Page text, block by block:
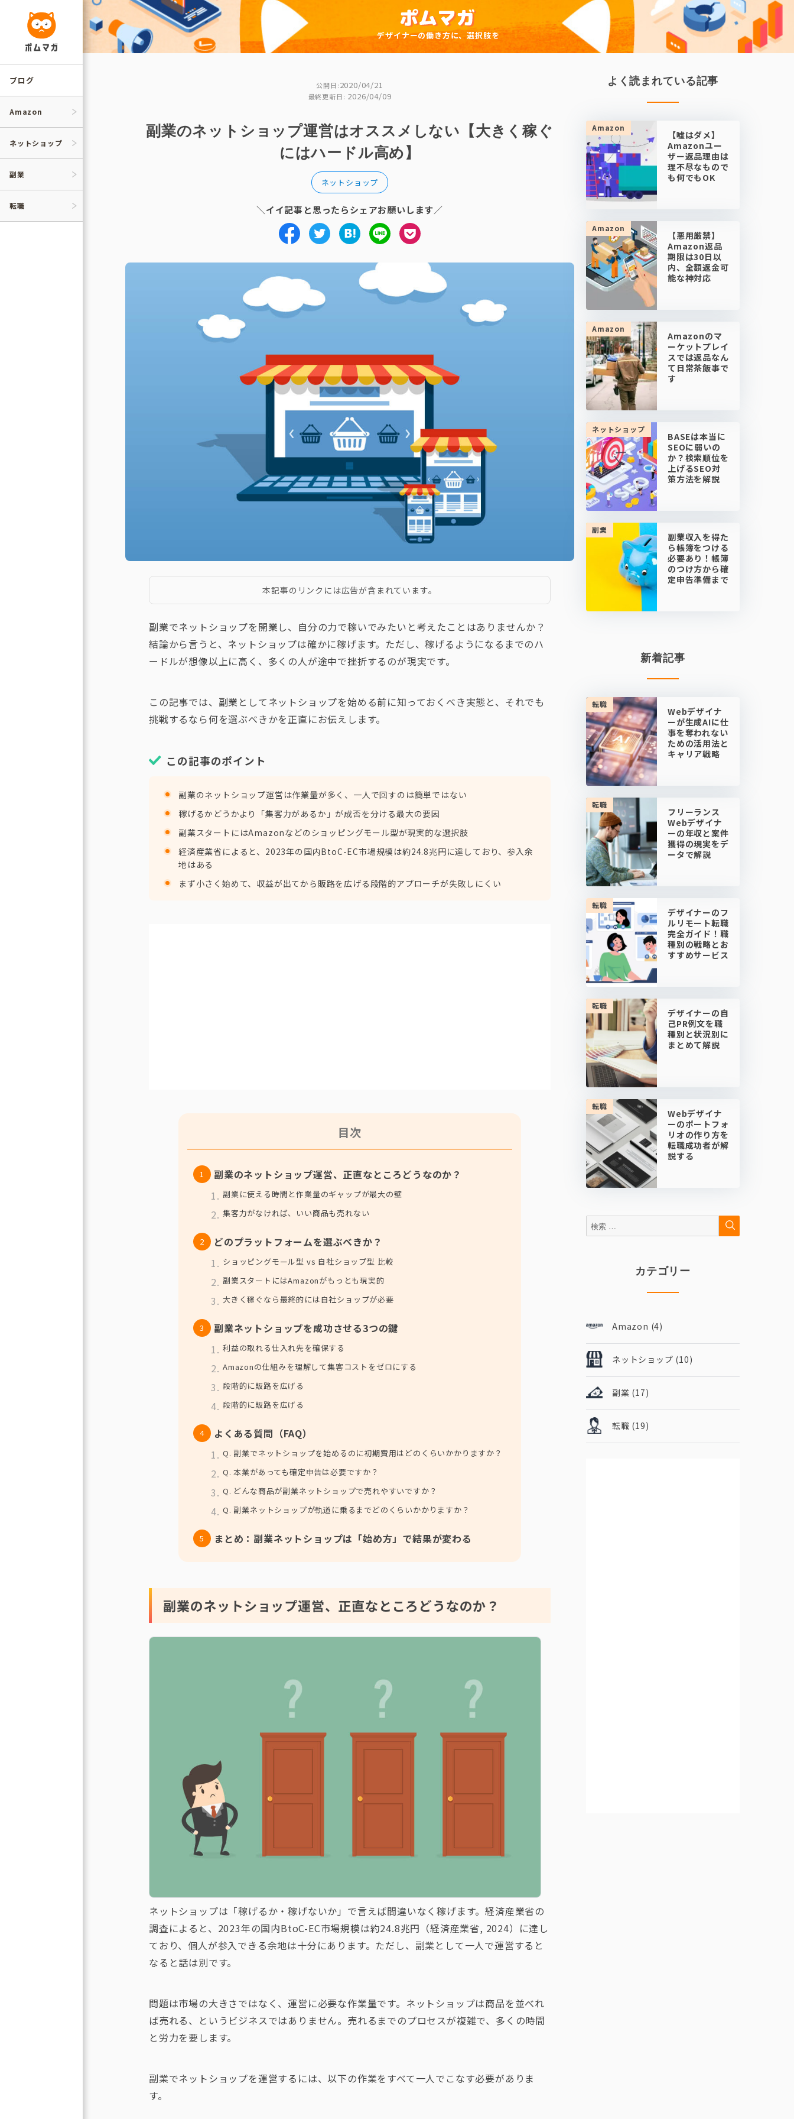
ス
ブログ
Amazon
ネットショップ
副業
転職
デザイナーの働き方に、選択肢を
公開日:2020/04/21
最終更新日: 2026/04/09
副業のネットショップ運営はオススメしない【大きく稼ぐ
にはハードル高め】
ネットショップ
＼イイ記事と思ったらシェアお願いします／
本記事のリンクには広告が含まれています。
副業でネットショップを開業し、自分の力で稼いでみたいと考えたことはありませんか？
結論から言うと、ネットショップは確かに稼げます。ただし、稼げるようになるまでのハ
ードルが想像以上に高く、多くの人が途中で挫折するのが現実です。
この記事では、副業としてネットショップを始める前に知っておくべき実態と、それでも
挑戦するなら何を選ぶべきかを正直にお伝えします。
この記事のポイント
副業のネットショップ運営は作業量が多く、一人で回すのは簡単ではない
稼げるかどうかより「集客力があるか」が成否を分ける最大の要因
副業スタートにはAmazonなどのショッピングモール型が現実的な選択肢
経済産業省によると、2023年の国内BtoC-EC市場規模は約24.8兆円に達しており、参入余
地はある
まず小さく始めて、収益が出てから販路を広げる段階的アプローチが失敗しにくい
目次
副業のネットショップ運営、正直なところどうなのか？
副業に使える時間と作業量のギャップが最大の壁
集客力がなければ、いい商品も売れない
どのプラットフォームを選ぶべきか？
ショッピングモール型 vs 自社ショップ型 比較
副業スタートにはAmazonがもっとも現実的
大きく稼ぐなら最終的には自社ショップが必要
副業ネットショップを成功させる3つの鍵
利益の取れる仕入れ先を確保する
Amazonの仕組みを理解して集客コストをゼロにする
段階的に販路を広げる
段階的に販路を広げる
よくある質問（FAQ）
Q. 副業でネットショップを始めるのに初期費用はどのくらいかかりますか？
Q. 本業があっても確定申告は必要ですか？
Q. どんな商品が副業ネットショップで売れやすいですか？
Q. 副業ネットショップが軌道に乗るまでどのくらいかかりますか？
まとめ：副業ネットショップは「始め方」で結果が変わる
副業のネットショップ運営、正直なところどうなのか？
ネットショップは「稼げるか・稼げないか」で言えば間違いなく稼げます。経済産業省の
調査によると、2023年の国内BtoC-EC市場規模は約24.8兆円（経済産業省, 2024）に達し
ており、個人が参入できる余地は十分にあります。ただし、副業として一人で運営すると
なると話は別です。
問題は市場の大きさではなく、運営に必要な作業量です。ネットショップは商品を並べれ
ば売れる、というビジネスではありません。売れるまでのプロセスが複雑で、多くの時間
と労力を要します。
副業でネットショップを運営するには、以下の作業をすべて一人でこなす必要がありま
す。
よく読まれている記事
Amazon
【嘘はダメ】
Amazonユー
ザー返品理由は
理不尽なもので
も何でもOK
Amazon
【悪用厳禁】
Amazon返品
期限は30日以
内、全額返金可
能な神対応
Amazon
Amazonのマ
ーケットプレイ
スでは返品なん
て日常茶飯事で
す
ネットショップ
BASEは本当に
SEOに弱いの
か？検索順位を
上げるSEO対
策方法を解説
副業
副業収入を得た
ら帳簿をつける
必要あり！帳簿
のつけ方から確
定申告準備まで
新着記事
転職
Webデザイナ
ーが生成AIに仕
事を奪われない
ための活用法と
キャリア戦略
転職
フリーランス
Webデザイナ
ーの年収と案件
獲得の現実をデ
ータで解説
転職
デザイナーのフ
ルリモート転職
完全ガイド！職
種別の戦略とお
すすめサービス
転職
デザイナーの自
己PR例文を職
種別と状況別に
まとめて解説
転職
Webデザイナ
ーのポートフォ
リオの作り方を
転職成功者が解
説する
検
索:
検
カテゴリー
Amazon (4)
ネットショップ (10)
副業 (17)
転職 (19)